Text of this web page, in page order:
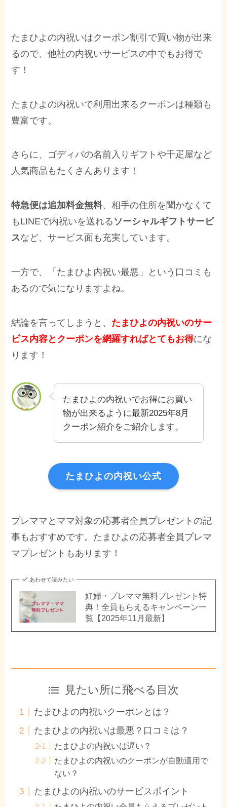
たまひよの内祝いはクーポン割引で買い物が出来
るので、他社の内祝いサービスの中でもお得で
す！
たまひよの内祝いで利用出来るクーポンは種類も
豊富です。
さらに、ゴディバの名前入りギフトや千疋屋など
人気商品もたくさんあります！
特急便は追加料金無料、相手の住所を聞かなくて
もLINEで内祝いを送れる ソーシャルギフトサービ
スなど、サービス面も充実しています。
一方で、「たまひよ内祝い最悪」という口コミも
あるので気になりますよね。
結論を言ってしまうと、 たまひよの内祝いのサー
ビス内容とクーポンを網羅すればとてもお得にな
ります！
たまひよの内祝いでお得にお買い
物が出来るように最新2025年8月
クーポン紹介をご紹介します。
たまひよの内祝い公式
プレママとママ対象の応募者全員プレゼントの記
事もおすすめです。たまひよの応募者全員プレマ
マプレゼントもあります！
あわせて読みたい
妊婦・プレママ無料プレゼント特
典！全員もらえるキャンペーン一
覧【2025年11月最新】
見たい所に飛べる目次
たまひよの内祝いクーポンとは？
たまひよの内祝いは最悪？口コミは？
たまひよの内祝いは遅い？
たまひよの内祝いのクーポンが自動適用で
ない？
たまひよの内祝いのサービスポイント